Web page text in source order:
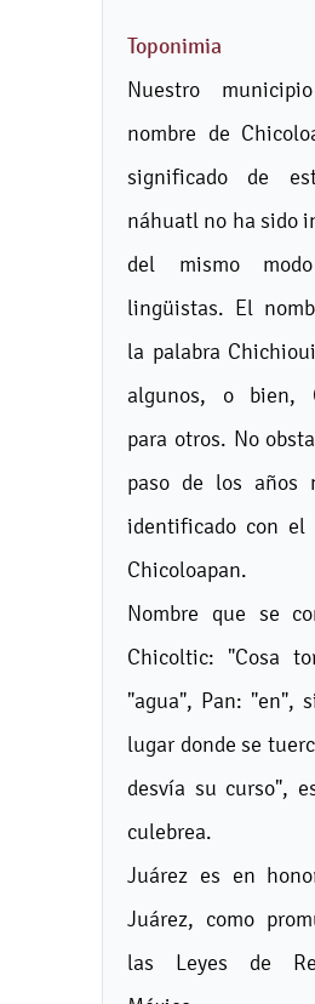
Toponimia
Nuestro
nombre de
significado de
náhuatl no ha sido
del mismo
lingüistas. El
la palabra
algunos, o bien,
para otros. No
paso de los años
identificado con el
Chicoloapan.
Nombre que se
Chicoltic: "Cosa
"agua", Pan:
lugar donde se
desvía su curso",
culebrea.
Juárez es en
Juárez, como
las Leyes de